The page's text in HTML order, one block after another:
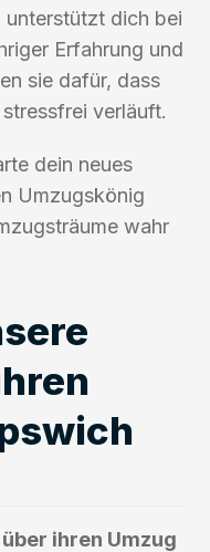
unterstützt dich bei
Erfahrung und
sie dafür, dass
verläuft.
dein neues
Umzugskönig
wahr
ihren Umzug